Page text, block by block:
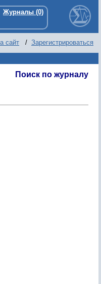
сайт / Зарегистрироваться
Поиск по журналу